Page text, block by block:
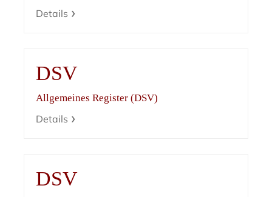
Details
DSV
Allgemeines Register (DSV)
Details
DSV